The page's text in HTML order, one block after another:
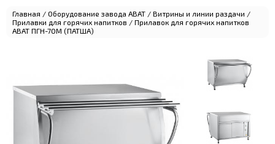
Главная / Оборудование завода ABAT / Витрины и линии раздачи /
Прилавки для горячих напитков / Прилавок для горячих напитков
ABAT ПГН-70М (ПАТША)